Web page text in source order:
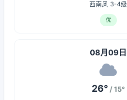
西南风 3-4级
优
08月09日
26° / 15°